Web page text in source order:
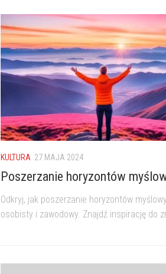
KULTURA 27 MAJA 2024
Poszerzanie horyzontów
Odkryj, jak poszerzanie horyzontów
osobisty i zawodowy. Znajdź inspirację do